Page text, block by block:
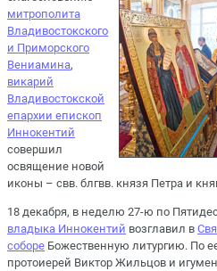
митрополита
Владивостокского
и Приморского
Вениамина,
викарий
Владивостокской
епархии епископ
Иннокентий
совершил
освящение новой
иконы – свв. блгвв. князя Петра и
18 декабря, в неделю 27-ю по
владыка Иннокентий возглавил в
соборе Божественную литургию. По
протоиерей Виктор Жильцов и